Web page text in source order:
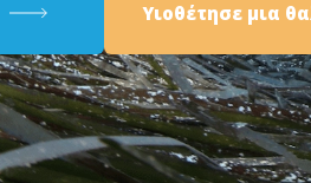
Υιοθέτησε μια